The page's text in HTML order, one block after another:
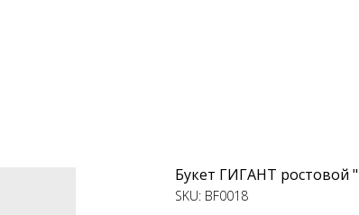
Букет ГИГАНТ ростовой
SKU: BF0018